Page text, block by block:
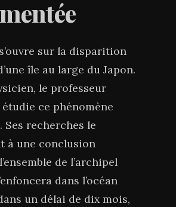
sur la disparition
île au large du Japon.
le professeur
ce phénomène
Ses recherches le
à une conclusion
de l’archipel
dans l’océan
un délai de dix mois,